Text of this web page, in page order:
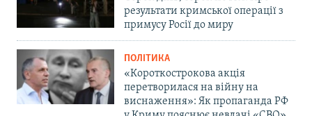
результати кримської операції з
примусу Росії до миру
ПОЛІТИКА
«Короткострокова акція
перетворилася на війну на
виснаження»: Як пропаганда РФ